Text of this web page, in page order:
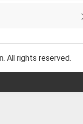
All rights reserved.